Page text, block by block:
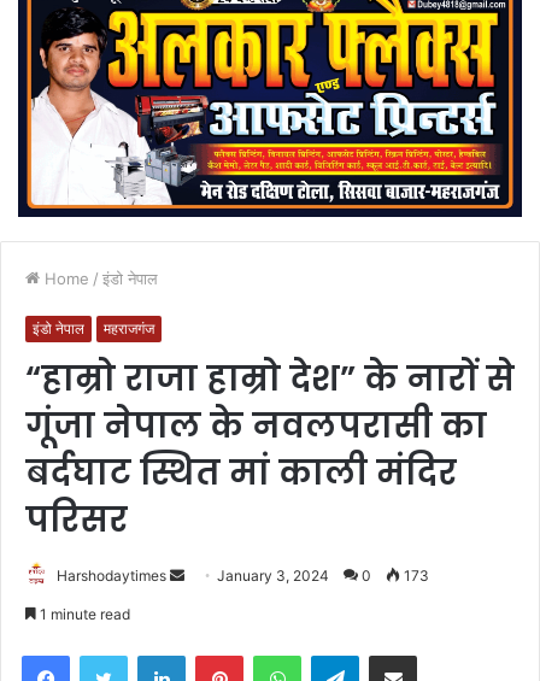
Home / इंडो नेपाल
इंडो नेपाल महराजगंज
“हाम्रो राजा हाम्रो देश” के नारों से
गूंजा नेपाल के नवलपरासी का
बर्दघाट स्थित मां काली मंदिर
परिसर
Harshodaytimes
SendJanuary 3, 2024 0 173
1 minute read
FacebookTwitter LinkedInPinterestWhatsAppTelegramShare via Email